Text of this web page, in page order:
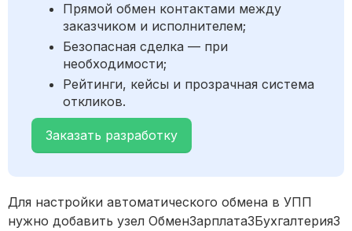
Прямой обмен контактами между
заказчиком и исполнителем;
Безопасная сделка — при
необходимости;
Рейтинги, кейсы и прозрачная система
откликов.
Заказать разработку
Для настройки автоматического обмена в УПП
нужно добавить узел ОбменЗарплата3Бухгалтерия3